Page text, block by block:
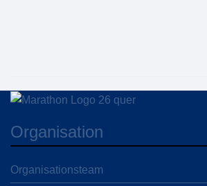
Organisation
Organisationsteam